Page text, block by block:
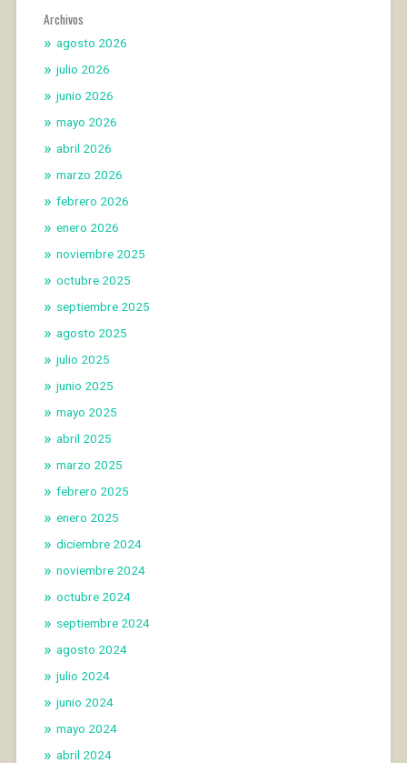
Archivos
agosto 2026
julio 2026
junio 2026
mayo 2026
abril 2026
marzo 2026
febrero 2026
enero 2026
noviembre 2025
octubre 2025
septiembre 2025
agosto 2025
julio 2025
junio 2025
mayo 2025
abril 2025
marzo 2025
febrero 2025
enero 2025
diciembre 2024
noviembre 2024
octubre 2024
septiembre 2024
agosto 2024
julio 2024
junio 2024
mayo 2024
abril 2024